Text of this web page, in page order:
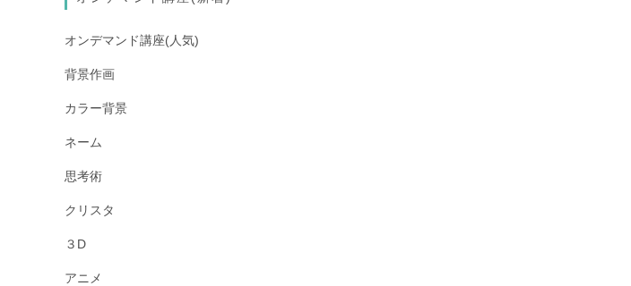
オンデマンド講座(人気)
背景作画
カラー背景
ネーム
思考術
クリスタ
３D
アニメ